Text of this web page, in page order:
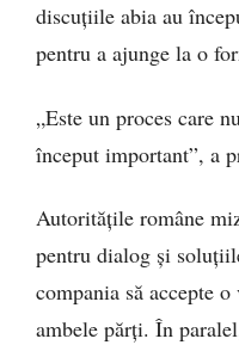
discuțiile abia au
pentru a ajunge la o
„Este un proces care
început important”, a
Autoritățile române
pentru dialog și
compania să accepte
ambele părți. În